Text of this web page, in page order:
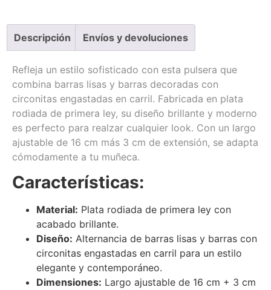
Descripción Envíos y devoluciones
Refleja un estilo sofisticado con esta pulsera que
combina barras lisas y barras decoradas con
circonitas engastadas en carril. Fabricada en plata
rodiada de primera ley, su diseño brillante y moderno
es perfecto para realzar cualquier look. Con un largo
ajustable de 16 cm más 3 cm de extensión, se adapta
cómodamente a tu muñeca.
Características:
Material: Plata rodiada de primera ley con
acabado brillante.
Diseño: Alternancia de barras lisas y barras con
circonitas engastadas en carril para un estilo
elegante y contemporáneo.
Dimensiones: Largo ajustable de 16 cm + 3 cm